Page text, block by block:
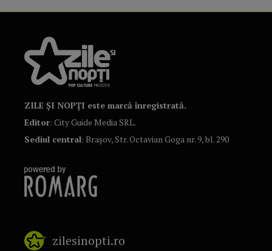
ZILE ȘI NOPȚI este marcă înregistrată.
Editor: City Guide Media SRL.
Sediul central: Brașov, Str. Octavian Goga nr. 9, bl. 290
zilesinopti.ro